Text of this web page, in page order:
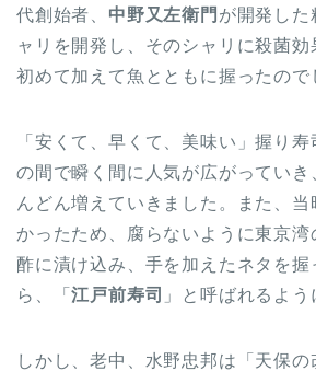
代創始者、 中野又左衛門 が開発した
ャリを開発し、そのシャリに殺菌効
初めて加えて魚とともに握ったので
「安くて、早くて、美味い」握り
の間で瞬く間に人気が広がっていき
んどん増えていきました。また、当
かったため、腐らないように東京湾
酢に漬け込み、手を加えたネタを
ら、「江戸前寿司 」と呼ばれるよう
しかし、老中、水野忠邦は「天保